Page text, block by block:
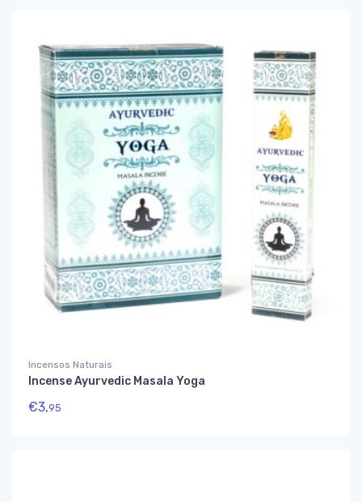
Incensos Naturais
Incense Ayurvedic Masala Yoga
€3,95